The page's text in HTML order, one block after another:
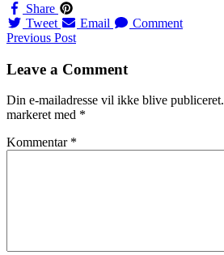
Share
Tweet
Email Comment
Navigation
til
Previous Post
Leave a Comment
Din e-mailadresse vil ikke blive publiceret.
markeret med *
Kommentar *